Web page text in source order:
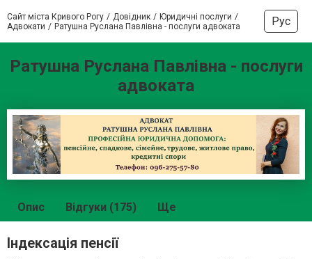
Сайт міста Кривого Рогу Довідник
Юридичні послуги
Адвокати
Ратушна Руслана Павлівна - послуги адвоката Рус
Ратушна Руслана Павлівна - послуги
адвоката
Опис Відгуки (175) Ще
Індексація пенсії